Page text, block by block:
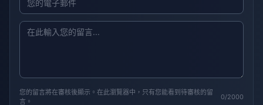
您的留言將在審核後顯示。在此瀏覽器中，只有您能看到待審核的留
言。
0/2000